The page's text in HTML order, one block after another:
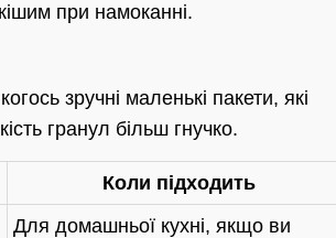
при намоканні.
зручні маленькі пакети, які
гранул більш гнучко.
Коли підходить
Для домашньої кухні, якщо ви